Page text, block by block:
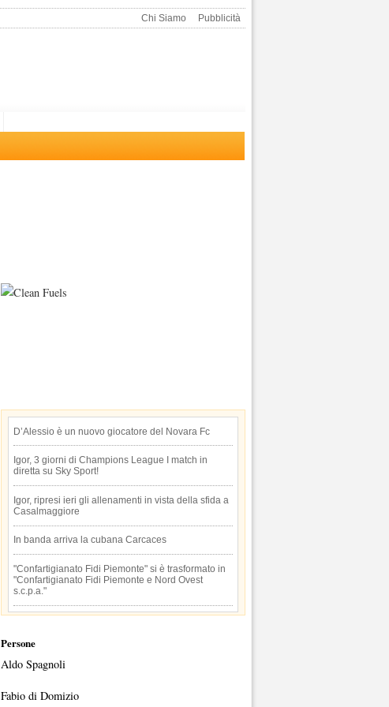
Chi Siamo Pubblicità
D’Alessio è un nuovo giocatore del Novara Fc
Igor, 3 giorni di Champions League I match in
diretta su Sky Sport!
Igor, ripresi ieri gli allenamenti in vista della sfida a
Casalmaggiore
In banda arriva la cubana Carcaces
"Confartigianato Fidi Piemonte" si è trasformato in
"Confartigianato Fidi Piemonte e Nord Ovest
s.c.p.a."
Persone
Aldo Spagnoli
Fabio di Domizio